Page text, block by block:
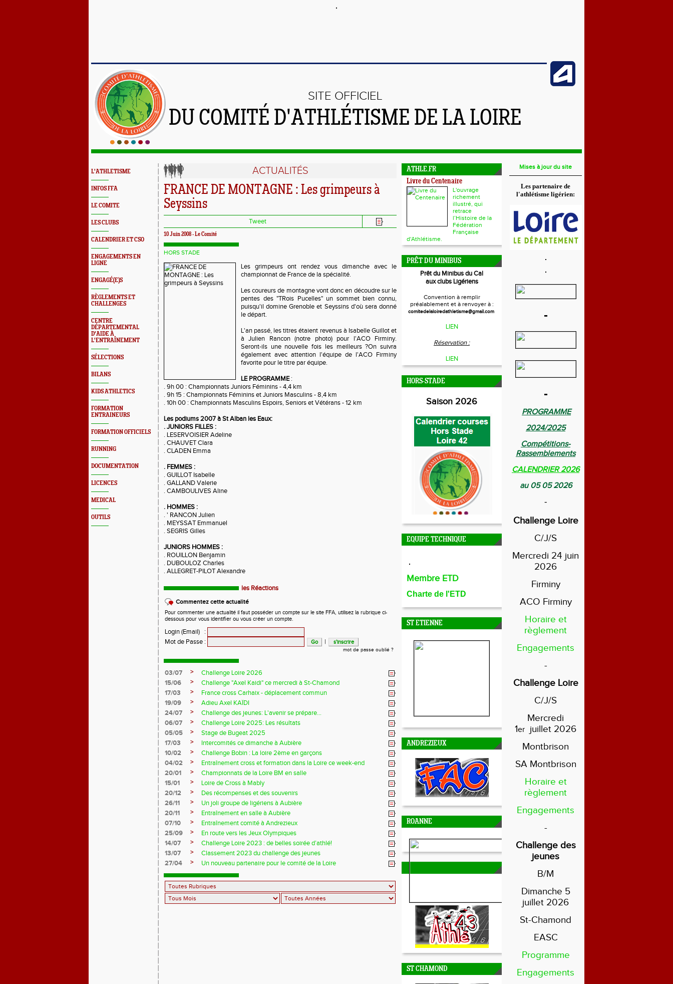
SITE OFFICIEL
DU COMITÉ D'ATHLÉTISME DE LA LOIRE
L'ATHLETISME
INFOS FFA
LE COMITE
LES CLUBS
CALENDRIER ET CSO
ENGAGEMENTS EN
LIGNE
ENGAGÉ(E)S
RÈGLEMENTS ET
CHALLENGES
CENTRE
DÉPARTEMENTAL
D'AIDE À
L'ENTRAÎNEMENT
SÉLECTIONS
BILANS
KIDS ATHLETICS
FORMATION
ENTRAINEURS
FORMATION OFFICIELS
RUNNING
DOCUMENTATION
LICENCES
MEDICAL
OUTILS
ACTUALITÉS
FRANCE DE MONTAGNE : Les grimpeurs à
Seyssins
Tweet
10 Juin 2008 - Le Comité
HORS STADE
Les grimpeurs ont rendez vous dimanche avec le
championnat de France de la spécialité.
Les coureurs de montagne vont donc en découdre sur le
pentes des "TRois Pucelles" un sommet bien connu,
puisqu'il domine Grenoble et Seyssins d'où sera donné
le départ.
L'an passé, les titres étaient revenus à Isabelle Guillot et
à Julien Rancon (notre photo) pour l'ACO Firminy.
Seront-ils une nouvelle fois les meilleurs ?On suivra
également avec attention l'équipe de l'ACO Firminy
favorite pour le titre par équipe.
LE PROGRAMME:
. 9h 00 : Championnats Juniors Féminins - 4,4 km
. 9h 15 : Championnats Féminins et Juniors Masculins - 8,4 km
. 10h 00 : Championnats Masculins Espoirs, Seniors et Vétérans - 12 km
Les podiums 2007 à St Alban les Eaux:
. JUNIORS FILLES :
. LESERVOISIER Adeline
. CHAUVET Clara
. CLADEN Emma
. FEMMES :
. GUILLOT Isabelle
. GALLAND Valerie
. CAMBOULIVES Aline
. HOMMES :
. ' RANCON Julien
. MEYSSAT Emmanuel
. SEGRIS Gilles
JUNIORS HOMMES :
. ROUILLON Benjamin
. DUBOULOZ Charles
. ALLEGRET-PILOT Alexandre
les Réactions
Commentez cette actualité
Pour commenter une actualité il faut posséder un compte sur le site FFA, utilisez la rubrique ci-
dessous pour vous identifier ou vous créer un compte.
Login (Email)
:
Mot de Passe : |
mot de passe oublié ?
03/07 >
Challenge Loire 2026
15/06
>
Challenge "Axel Kaidi" ce mercredi à St-Chamond
17/03
>
France cross Carhaix - déplacement commun
19/09
>
Adieu Axel KAÏDI
24/07
>
Challenge des jeunes: L'avenir se prépare...
06/07
>
Challenge Loire 2025: Les résultats
05/05
>
Stage de Bugeat 2025
17/03
>
Intercomités ce dimanche à Aubière
10/02
>
Challenge Bobin : La loire 2ème en garçons
04/02
>
Entraînement cross et formation dans la Loire ce week-end
20/01
>
Championnats de la Loire BM en salle
15/01
>
Loire de Cross à Mably
20/12
>
Des récompenses et des souvenirs
26/11
>
Un joli groupe de ligériens à Aubière
20/11
>
Entraînement en salle à Aubière
07/10
>
Entraînement comité à Andrezieux
25/09
>
En route vers les Jeux Olympiques
14/07
>
Challenge Loire 2023 : de belles soirée d’athlé!
13/07
>
Classement 2023 du challenge des jeunes
27/04
> Un nouveau partenaire pour le comité de la Loire
ATHLE.FR
Livre du Centenaire
L'ouvrage
richement
illustré, qui
retrace
l’Histoire de la
Fédération
Française
d'Athlétisme.
PRÊT DU MINIBUS
Prêt du Minibus du Cal
aux clubs Ligériens
Convention à remplir
préalablement et à renvoyer à :
comitedelaloiredathletisme@gmail.com
LIEN
Réservation :
LIEN
HORS-STADE
Saison 2026
EQUIPE TECHNIQUE
Membre ETD
Charte de l'ETD
ST ETIENNE
ANDREZIEUX
ROANNE
DUNIERES
ST CHAMOND
Mises à jour du site
Les partenaire de
l'athlétisme ligérien:
-
-
PROGRAMME
2024/2025
Compétitions-
Rassemblements
CALENDRIER 2026
au 05 05 2026
-
Challenge Loire
C/J/S
Mercredi 24 juin
2026
Firminy
ACO Firminy
Horaire et
règlement
Engagements
-
Challenge Loire
C/J/S
Mercredi
1er juillet 2026
Montbrison
SA Montbrison
Horaire et
règlement
Engagements
-
Challenge des
jeunes
B/M
Dimanche 5
juillet 2026
St-Chamond
EASC
Programme
Engagements